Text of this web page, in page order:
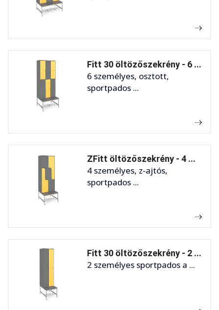
Fitt 30 öltözőszekrény - 6 ...
6 személyes, osztott,
sportpados ...
ZFitt öltözőszekrény - 4 ...
4 személyes, z-ajtós,
sportpados ...
Fitt 30 öltözőszekrény - 2 ...
2 személyes sportpados a ...